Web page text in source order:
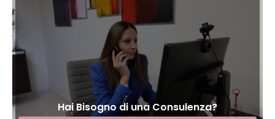
Hai Bisogno di una Consulenza?